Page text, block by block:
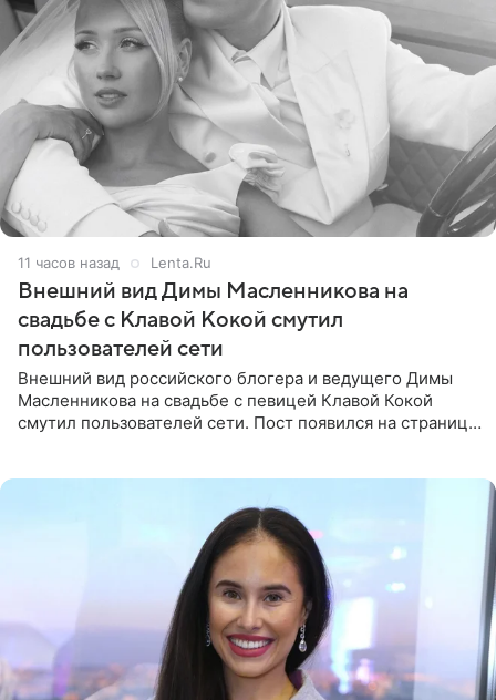
11 часов назад Lenta.Ru
Внешний вид Димы Масленникова на
свадьбе с Клавой Кокой смутил
пользователей сети
Внешний вид российского блогера и ведущего Димы
Масленникова на свадьбе с певицей Клавой Кокой
смутил пользователей сети. Пост появился на странице